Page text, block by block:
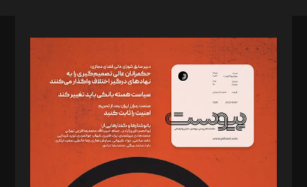
مدیر مسئول: محمدباقر اثنی‌عشری
سردبیر: مهرک محمودی
دبیر تحریریه: میثم قاسمی
د‌بیر ناداستان: سمانه سمیع
د‌بیر خدمت و تجارت: ابوالفضل رجبی
د‌بیر حقوق فناوری: حسام‌الدین ایپکچی
د‌بیر پیوست جهان: مینا پاکدل
د‌بیر تحریریه آنلاین: بابک نقاش